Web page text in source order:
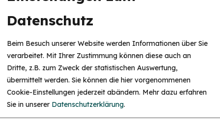
Sport und Freizeit
Mi. 18.11.26
Jahren Bewegung, Fantasie und Entspannung
Datenschutz
Beim Besuch unserer Website werden Informationen über Sie
verarbeitet. Mit Ihrer Zustimmung können diese auch an
Dritte, z.B. zum Zweck der statistischen Auswertung,
übermittelt werden. Sie können die hier vorgenommenen
Cookie-Einstellungen jederzeit abändern. Mehr dazu erfahren
Sie in unserer Datenschutzerklärung.